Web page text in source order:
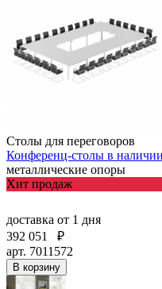
Столы для переговоров
Конференц-столы в
металлические опоры
Хит продаж
доставка от 1 дня
392 051
₽
арт. 7011572
В корзину